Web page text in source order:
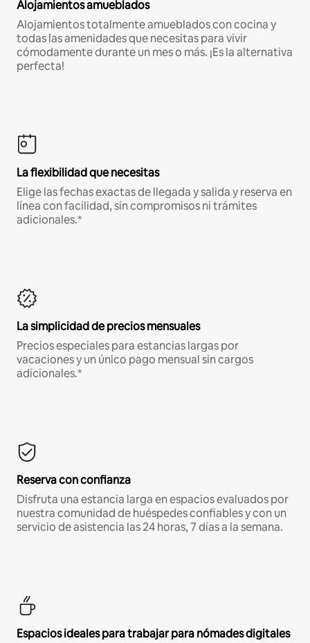
Alojamientos amueblados
Alojamientos totalmente amueblados con cocina y
todas las amenidades que necesitas para vivir
cómodamente durante un mes o más. ¡Es la alternativa
perfecta!
La flexibilidad que necesitas
Elige las fechas exactas de llegada y salida y reserva en
línea con facilidad, sin compromisos ni trámites
adicionales.*
La simplicidad de precios mensuales
Precios especiales para estancias largas por
vacaciones y un único pago mensual sin cargos
adicionales.*
Reserva con confianza
Disfruta una estancia larga en espacios evaluados por
nuestra comunidad de huéspedes confiables y con un
servicio de asistencia las 24 horas, 7 días a la semana.
Espacios ideales para trabajar para nómades digitales